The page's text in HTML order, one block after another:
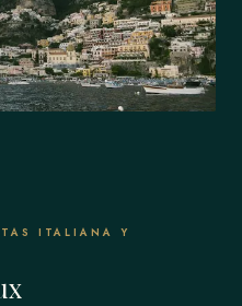
ITALIANA Y